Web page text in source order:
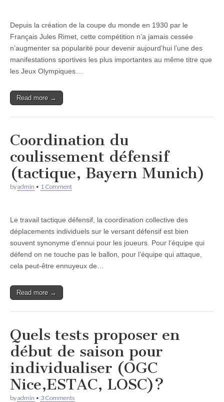
Depuis la création de la coupe du monde en 1930 par le
Français Jules Rimet, cette compétition n’a jamais cessée
n’augmenter sa popularité pour devenir aujourd’hui l’une des
manifestations sportives les plus importantes au même titre que
les Jeux Olympiques…
Read more →
Coordination du
coulissement défensif
(tactique, Bayern Munich)
byadmin • 1 Comment
Le travail tactique défensif, la coordination collective des
déplacements individuels sur le versant défensif est bien
souvent synonyme d’ennui pour les joueurs. Pour l’équipe qui
défend on ne touche pas le ballon, pour l’équipe qui attaque,
cela peut-être ennuyeux de…
Read more →
Quels tests proposer en
début de saison pour
individualiser (OGC
Nice,ESTAC, LOSC)?
byadmin • 3 Comments